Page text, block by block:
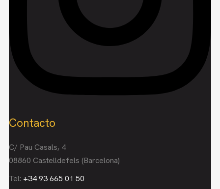
Contacto
C/ Pau Casals, 4
08860 Castelldefels (Barcelona)
Tel: +34 93 665 01 50